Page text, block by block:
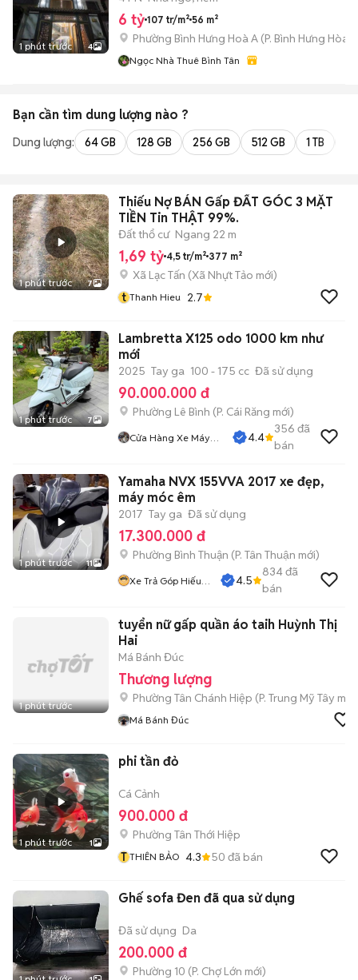
1 phút trước 4
6 tỷ 107 tr/m² 56 m²
Phường Bình Hưng Hoà A (P. Bình Hưng Hòa
Ngọc Nhà Thuê Bình Tân
Bạn cần tìm dung lượng nào ?
Dung lượng: 64 GB 128 GB 256 GB 512 GB 1 TB
1 phút trước 7
Thiếu Nợ BÁN Gấp ĐẤT GÓC 3 MẶT
TIỀN Tin THẬT 99%.
Đất thổ cư Ngang 22 m
1,69 tỷ 4,5 tr/m² 377 m²
Xã Lạc Tấn (Xã Nhựt Tảo mới)
t Thanh Hieu 2.7
1 phút trước 7
Lambretta X125 odo 1000 km như
mới
2025 Tay ga 100 - 175 cc Đã sử dụng
90.000.000 đ
Phường Lê Bình (P. Cái Răng mới)
Cửa Hàng Xe Máy
4.4
356 đã
bán
1 phút trước 11
Yamaha NVX 155VVA 2017 xe đẹp,
máy móc êm
2017 Tay ga Đã sử dụng
17.300.000 đ
Phường Bình Thuận (P. Tân Thuận mới)
Xe Trả Góp Hiếu
4.5
834đã
bán
1 phút trước
tuyển nữ gấp quần áo taih Huỳnh Thị
Hai
Má Bánh Đúc
Thương lượng
Phường Tân Chánh Hiệp (P. Trung Mỹ Tây mới)
Má Bánh Đúc
1 phút trước 1
phi tần đỏ
Cá Cảnh
900.000 đ
Phường Tân Thới Hiệp
T THIÊN BẢO 4.3 50 đã bán
Ghế sofa Đen đã qua sử dụng
Đã sử dụng Da
200.000 đ
Phường 10 (P. Chợ Lớn mới)